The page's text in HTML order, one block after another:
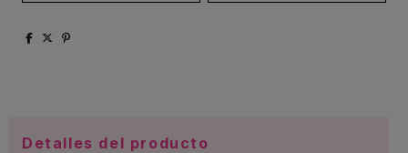
Detalles del producto